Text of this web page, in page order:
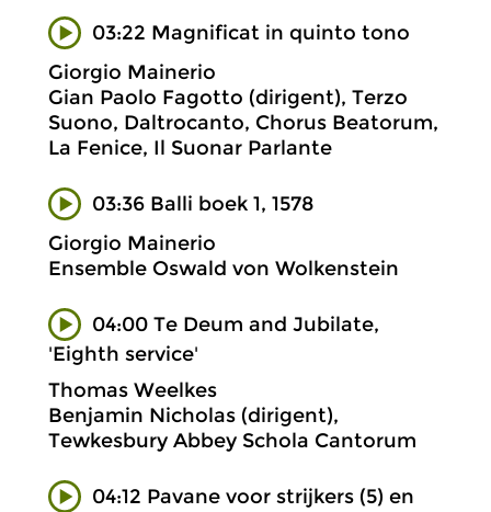
03:22 Magnificat in quinto tono
Giorgio Mainerio
Gian Paolo Fagotto (dirigent), Terzo
Suono, Daltrocanto, Chorus Beatorum,
La Fenice, Il Suonar Parlante
03:36 Balli boek 1, 1578
Giorgio Mainerio
Ensemble Oswald von Wolkenstein
04:00 Te Deum and Jubilate,
'Eighth service'
Thomas Weelkes
Benjamin Nicholas (dirigent),
Tewkesbury Abbey Schola Cantorum
04:12 Pavane voor strijkers (5) en